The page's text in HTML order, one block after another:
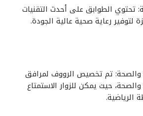
تحتوي الطوابق على أحدث التقنيات
لتوفير رعاية صحية عالية الجودة.
والصحة: تم تخصيص الرووف لمرافق
والصحة، حيث يمكن للزوار الاستمتاع
الرياضية.